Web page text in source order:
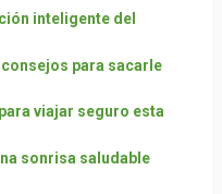
inteligente del
para sacarle
viajar seguro esta
sonrisa saludable